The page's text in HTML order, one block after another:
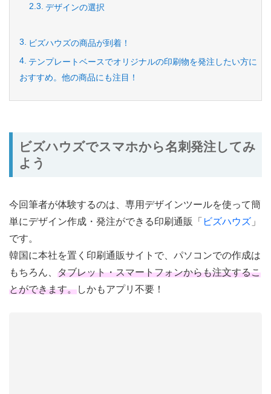
デザインの選択
ビズハウズの商品が到着！
テンプレートベースでオリジナルの印刷物を発注したい方に
おすすめ。他の商品にも注目！
ビズハウズでスマホから名刺発注してみ
よう
今回筆者が体験するのは、専用デザインツールを使って簡
単にデザイン作成・発注ができる印刷通販「 ビズハウズ 」
です。
韓国に本社を置く印刷通販サイトで、パソコンでの作成は
もちろん、 タブレット・スマートフォンからも注文するこ
とができます。しかもアプリ不要！